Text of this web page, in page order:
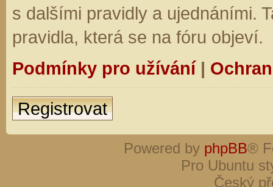
s dalšími pravidly a ujednáními.
pravidla, která se na fóru objeví.
Podmínky pro užívání|
Registrovat
Powered by phpBB®
Pro Ubuntu
Český